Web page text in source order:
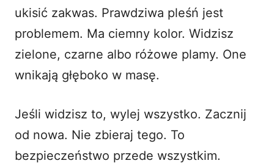
ukisić zakwas. Prawdziwa pleśń jest
problemem. Ma ciemny kolor. Widzisz
zielone, czarne albo różowe plamy. One
wnikają głęboko w masę.
Jeśli widzisz to, wylej wszystko. Zacznij
od nowa. Nie zbieraj tego. To
bezpieczeństwo przede wszystkim.